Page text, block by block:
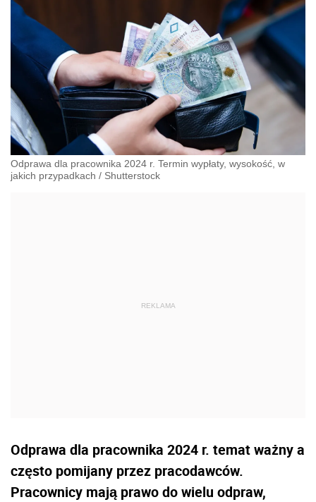
Odprawa dla pracownika 2024 r. Termin wypłaty, wysokość, w
jakich przypadkach / Shutterstock
Odprawa dla pracownika 2024 r. temat ważny a
często pomijany przez pracodawców.
Pracownicy mają prawo do wielu odpraw,